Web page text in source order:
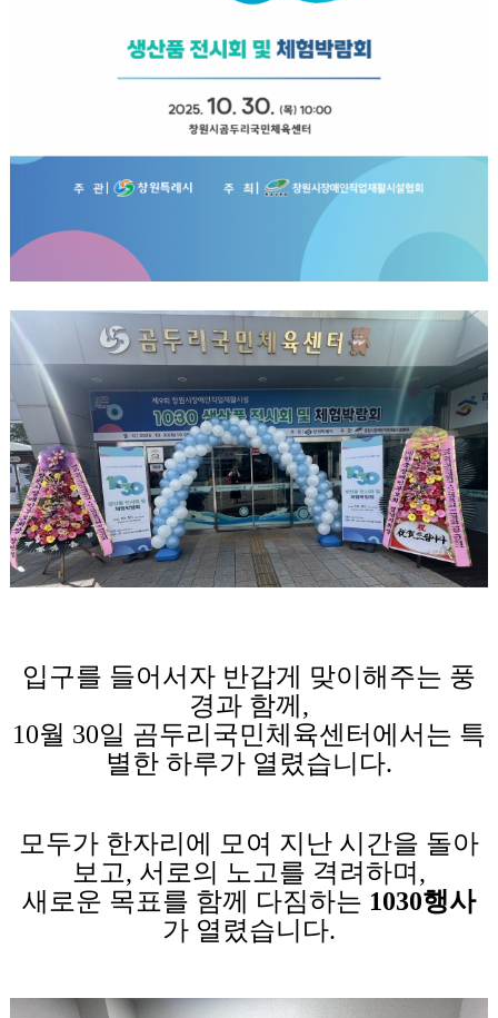
입구를 들어서자 반갑게 맞이해주는 풍
경과 함께,
10월 30일 곰두리국민체육센터에서는 특
별한 하루가 열렸습니다.
모두가 한자리에 모여 지난 시간을 돌아
보고, 서로의 노고를 격려하며,
새로운 목표를 함께 다짐하는 1030행사
가 열렸습니다.